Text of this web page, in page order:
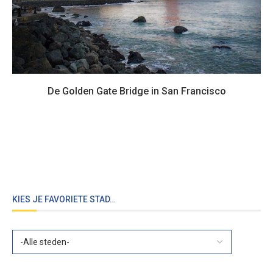
De Golden Gate Bridge in San Francisco
KIES JE FAVORIETE STAD…